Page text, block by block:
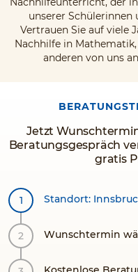
unserer
Vertrauen Sie auf viele
Nachhilfe in
anderen von uns
Jetzt
Beratungsgespräch
gratis
Standort:
Wunschtermin